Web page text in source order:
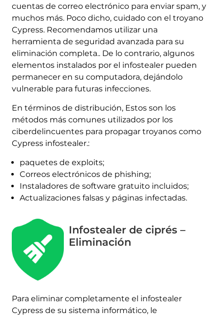
cuentas de correo electrónico para enviar spam, y
muchos más. Poco dicho, cuidado con el troyano
Cypress. Recomendamos utilizar una
herramienta de seguridad avanzada para su
eliminación completa.. De lo contrario, algunos
elementos instalados por el infostealer pueden
permanecer en su computadora, dejándolo
vulnerable para futuras infecciones.
En términos de distribución, Estos son los
métodos más comunes utilizados por los
ciberdelincuentes para propagar troyanos como
Cypress infostealer.:
paquetes de exploits;
Correos electrónicos de phishing;
Instaladores de software gratuito incluidos;
Actualizaciones falsas y páginas infectadas.
Infostealer de ciprés –
Eliminación
Para eliminar completamente el infostealer
Cypress de su sistema informático, le